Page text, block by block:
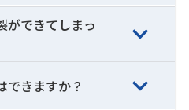
ができてしまっ
できますか？